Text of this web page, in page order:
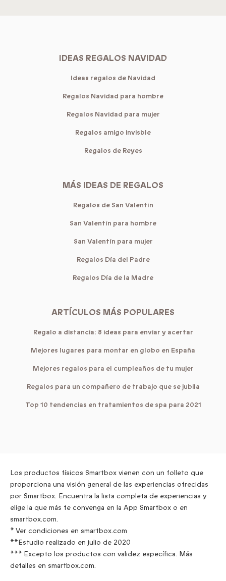
IDEAS REGALOS NAVIDAD
Ideas regalos de Navidad
Regalos Navidad para hombre
Regalos Navidad para mujer
Regalos amigo invisble
Regalos de Reyes
MÁS IDEAS DE REGALOS
Regalos de San Valentín
San Valentín para hombre
San Valentín para mujer
Regalos Día del Padre
Regalos Día de la Madre
ARTÍCULOS MÁS POPULARES
Regalo a distancia: 8 ideas para enviar y acertar
Mejores lugares para montar en globo en España
Mejores regalos para el cumpleaños de tu mujer
Regalos para un compañero de trabajo que se jubila
Top 10 tendencias en tratamientos de spa para 2021
Los productos físicos Smartbox vienen con un folleto que
proporciona una visión general de las experiencias ofrecidas
por Smartbox. Encuentra la lista completa de experiencias y
elige la que más te convenga en la App Smartbox o en
smartbox.com.
* Ver condiciones en smartbox.com
**Estudio realizado en julio de 2020
*** Excepto los productos con validez específica. Más
detalles en smartbox.com.